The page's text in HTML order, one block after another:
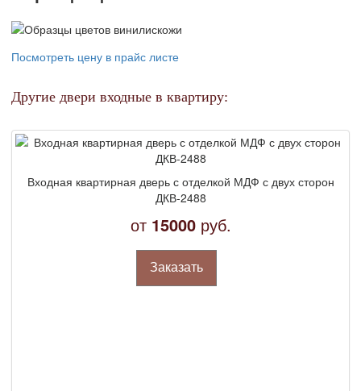
Посмотреть цену в прайс листе
Другие двери входные в квартиру:
Входная квартирная дверь с отделкой МДФ с двух сторон
ДКВ-2488
от 15000руб.
Заказать